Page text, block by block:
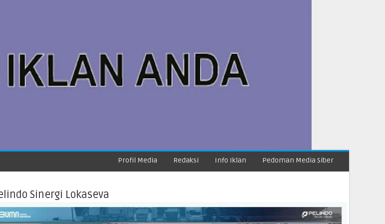
Profil Media Redaksi Info Iklan Pedoman Media Siber
Sinergi Lokaseva